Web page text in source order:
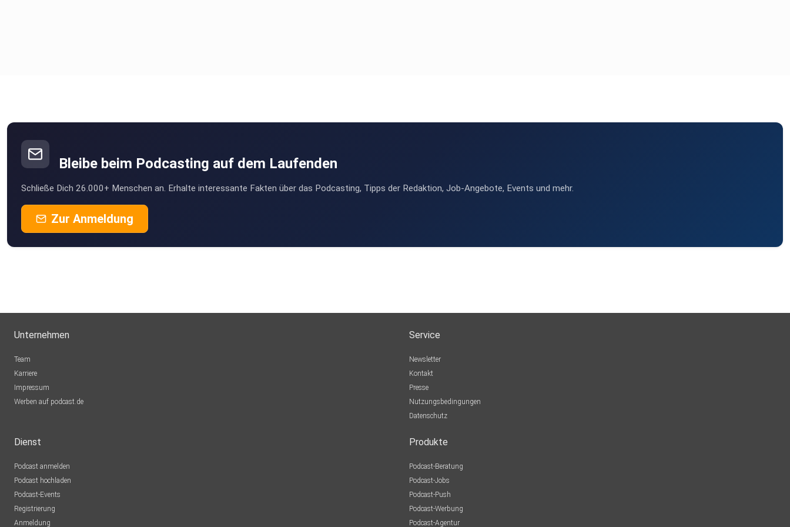
Bleibe beim Podcasting auf dem Laufenden
Schließe Dich 26.000+ Menschen an. Erhalte interessante Fakten über das Podcasting, Tipps der Redaktion, Job-Angebote, Events und mehr.
Zur Anmeldung
Unternehmen
Team
Karriere
Impressum
Werben auf podcast.de
Service
Newsletter
Kontakt
Presse
Nutzungsbedingungen
Datenschutz
Dienst
Podcast anmelden
Podcast hochladen
Podcast-Events
Registrierung
Anmeldung
Produkte
Podcast-Beratung
Podcast-Jobs
Podcast-Push
Podcast-Werbung
Podcast-Agentur